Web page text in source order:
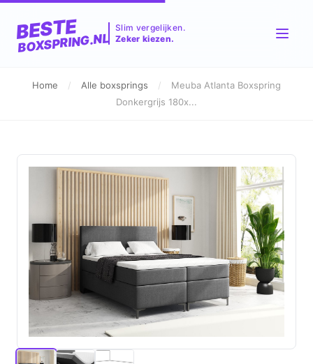
BESTE
BOXSPRING.NL
Slim vergelijken.
Zeker kiezen.
Home / Alle boxsprings /
Meuba Atlanta Boxspring
Donkergrijs 180x...